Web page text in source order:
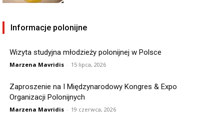
Informacje polonijne
Wizyta studyjna młodzieży polonijnej w Polsce
Marzena Mavridis - 15 lipca, 2026
Zaproszenie na I Międzynarodowy Kongres & Expo
Organizacji Polonijnych
Marzena Mavridis - 19 czerwca, 2026